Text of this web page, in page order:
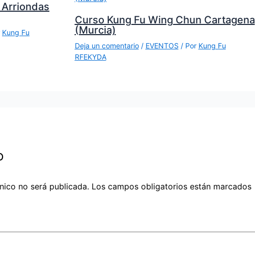
Arriondas
Kung Fu
Curso Kung Fu Wing Chun Cartagena
(Murcia)
Deja un comentario / EVENTOS / Por Kung Fu
RFEKYDA
no será publicada. Los campos obligatorios están marcados